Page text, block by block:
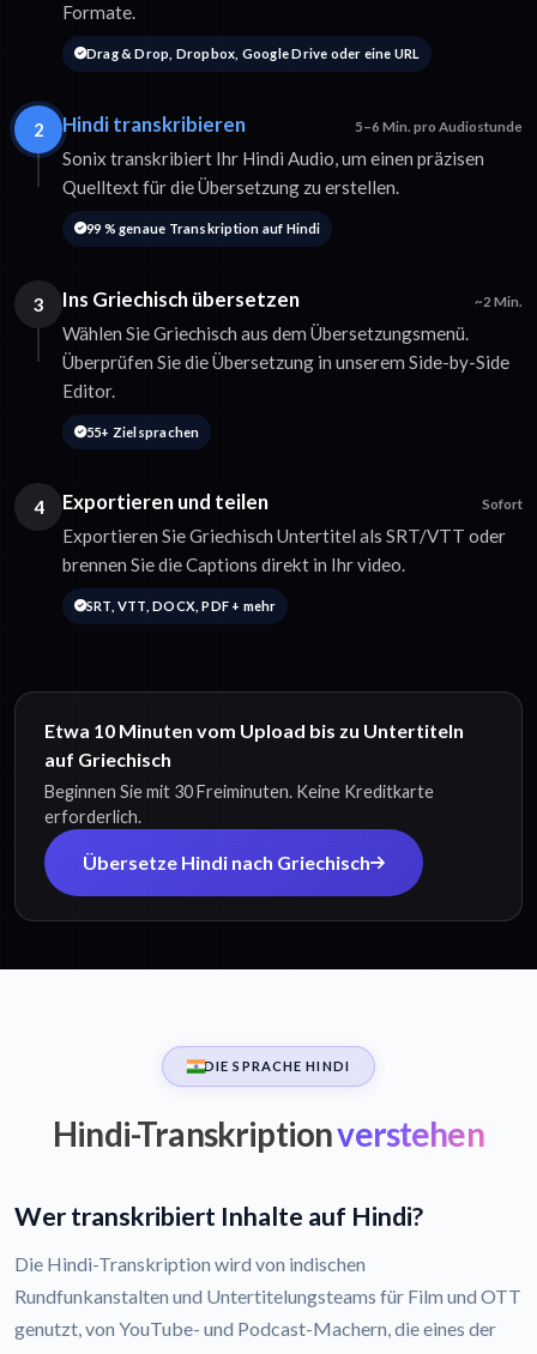
Formate.
Drag & Drop, Dropbox, Google Drive oder eine URL
2 Hindi transkribieren 5–6 Min. pro Audiostunde
Sonix transkribiert Ihr Hindi Audio, um einen präzisen
Quelltext für die Übersetzung zu erstellen.
99 % genaue Transkription auf Hindi
3 Ins Griechisch übersetzen ~2 Min.
Wählen Sie Griechisch aus dem Übersetzungsmenü.
Überprüfen Sie die Übersetzung in unserem Side-by-Side
Editor.
55+ Zielsprachen
4 Exportieren und teilen Sofort
Exportieren Sie Griechisch Untertitel als SRT/VTT oder
brennen Sie die Captions direkt in Ihr video.
SRT, VTT, DOCX, PDF + mehr
Etwa 10 Minuten vom Upload bis zu Untertiteln
auf Griechisch
Beginnen Sie mit 30 Freiminuten. Keine Kreditkarte
erforderlich.
Übersetze Hindi nach Griechisch
DIE SPRACHE HINDI
Hindi-Transkriptionverstehen
Wer transkribiert Inhalte auf Hindi?
Die Hindi-Transkription wird von indischen
Rundfunkanstalten und Untertitelungsteams für Film und OTT
genutzt, von YouTube- und Podcast-Machern, die eines der